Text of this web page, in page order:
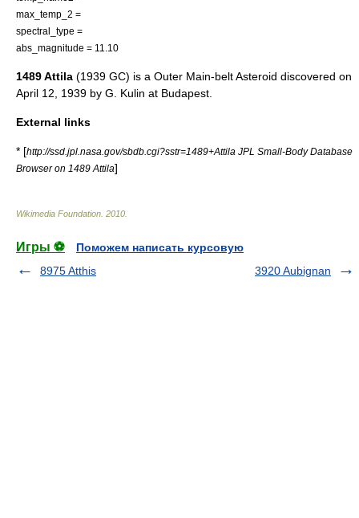
max_temp_2 =
spectral_type =
abs_magnitude = 11.10
1489 Attila (1939 GC) is a Outer Main-belt Asteroid discovered on
April 12
1939 by G. Kulin at Budapest
External links
* [http://ssd.jpl.nasa.gov/sbdb.cgi?sstr=1489+Attila JPL Small-Body Database
Browser on 1489 Attila]
Wikimedia Foundation 2010
Игры ⚽
Поможем написать курсовую
8975 Atthis
3920 Aubignan